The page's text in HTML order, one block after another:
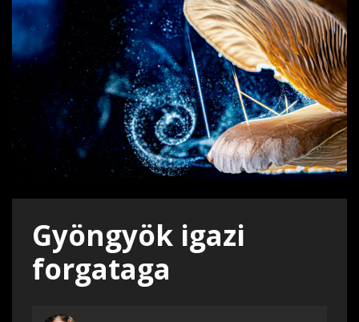
Gyöngyök igazi
forgataga